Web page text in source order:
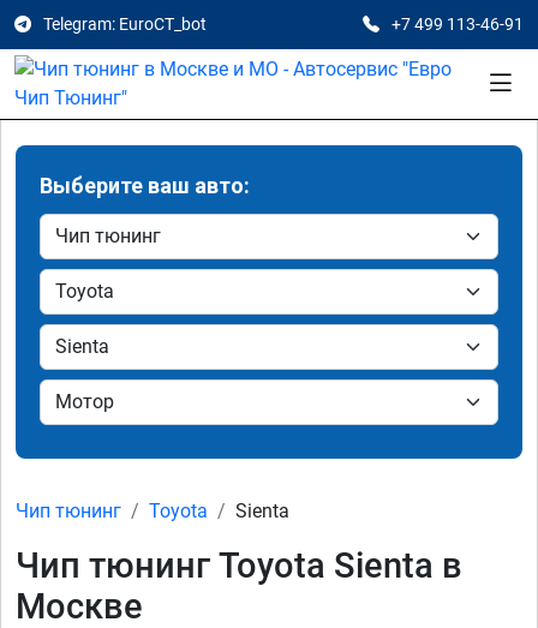
Telegram: EuroCT_bot +7 499 113-46-91
Выберите ваш авто:
Чип тюнинг Toyota Sienta
Чип тюнинг Toyota Sienta в
Москве